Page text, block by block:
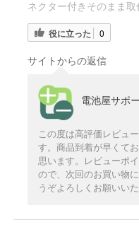
ネクター付きそのまま取
役に立った 0
サイトからの返信
電池屋サポ
この度は高評価レビュ
す。商品到着が早くて
思います。レビューポ
ので、次回のお買い物
うぞよろしくお願いいた